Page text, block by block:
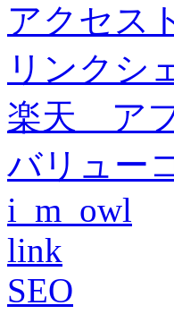
アクセス
リンクシ
楽天 ア
バリュー
i_m_owl
link
SEO